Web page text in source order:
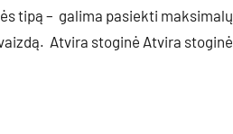
tipą – galima pasiekti maksimalų
Atvira stoginė Atvira stoginė